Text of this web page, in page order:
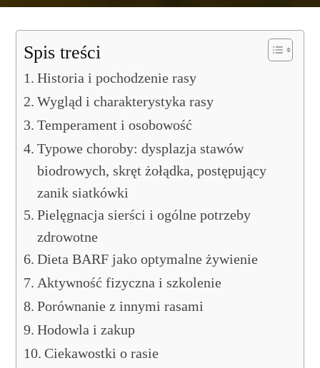
Spis treści
Historia i pochodzenie rasy
Wygląd i charakterystyka rasy
Temperament i osobowość
Typowe choroby: dysplazja stawów
biodrowych, skręt żołądka, postępujący
zanik siatkówki
Pielęgnacja sierści i ogólne potrzeby
zdrowotne
Dieta BARF jako optymalne żywienie
Aktywność fizyczna i szkolenie
Porównanie z innymi rasami
Hodowla i zakup
Ciekawostki o rasie